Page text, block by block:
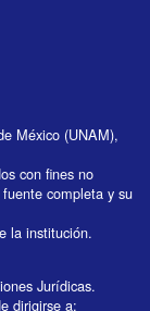
México (UNAM),
con fines no
completa y su
la institución.
Jurídicas.
dirigirse a: